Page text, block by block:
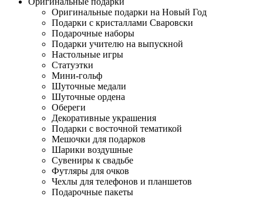
Оригинальные подарки на Новый Год
Подарки с кристаллами Сваровски
Подарочные наборы
Подарки учителю на выпускной
Настольные игры
Статуэтки
Мини-гольф
Шуточные медали
Шуточные ордена
Обереги
Декоративные украшения
Подарки с восточной тематикой
Мешочки для подарков
Шарики воздушные
Сувениры к свадьбе
Футляры для очков
Чехлы для телефонов и планшетов
Подарочные пакеты